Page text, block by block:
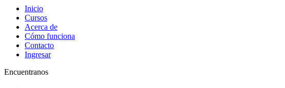
Inicio
Cursos
Acerca de
Cómo funciona
Contacto
Ingresar
Encuentranos